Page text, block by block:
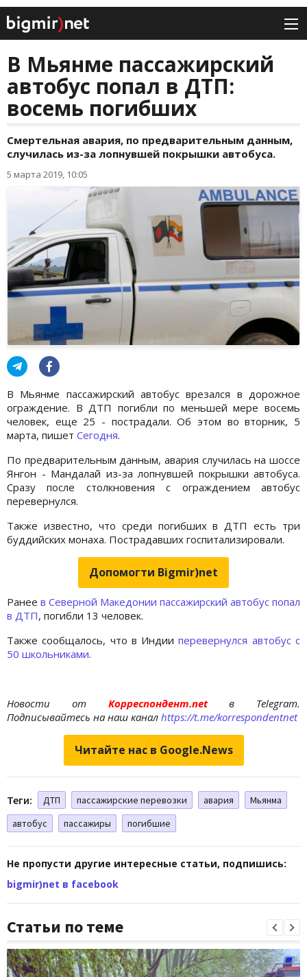
В Мьянме пассажирский
автобус попал в ДТП:
восемь погибших
Смертельная авария, по предварительным данным,
случилась из-за лопнувшей покрышки автобуса.
5 марта 2019, 10:05
В Мьянме пассажирский автобус врезался в дорожное
ограждение. В ДТП погибли по меньшей мере восемь
человек, еще 25 - пострадали. Об этом во вторник, 5
марта, пишет Сегодня.
По предварительным данным, авария случилась на шоссе
Янгон - Мандалай из-за лопнувшей покрышки автобуса.
Сразу после столкновения с ограждением автобус
перевернулся.
Также известно, что среди погибших в ДТП есть три
буддийских монаха. Пострадавших госпитализировали.
Допомогти Bigmir)net
Ранее в Северной Македонии пассажирский автобус попал
в ДТП, погибли 13 человек.
Также сообщалось, что в Индииперевернулся автобус с
50 школьниками.
Новости отКорреспондент.netв Telegram.
Подписывайтесь на наш канал https://t.me/korrespondentnet
Читайте нас в Google.News
Теги: ДТП пассажирские перевозки авария
Мьянма
автобус
пассажиры погибшие
Не пропусти другие интересные статьи, подпишись:
bigmir)net в facebook
Статьи по теме